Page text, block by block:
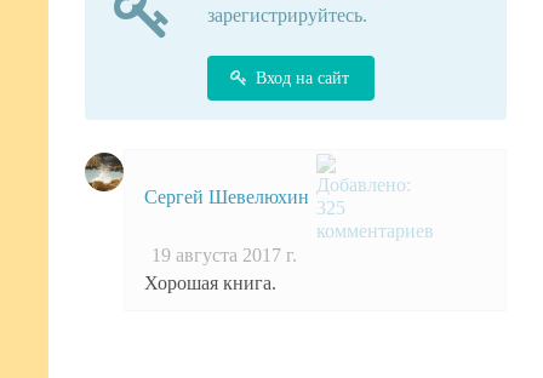
зарегистрируйтесь.
Вход на сайт
Сергей Шевелюхин
19 августа 2017 г.
Хорошая книга.